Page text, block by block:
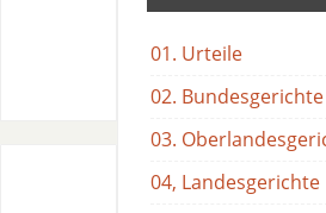
01. Urteile
02. Bundesgerichte
03.
04, Landesgerichte